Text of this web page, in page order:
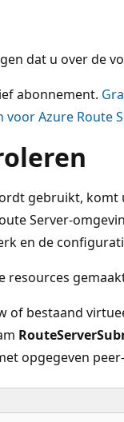
dat u over de
abonnement.
voor Azure Route
gebruikt, komt
Server-
en de
resources
of bestaand
opgegeven